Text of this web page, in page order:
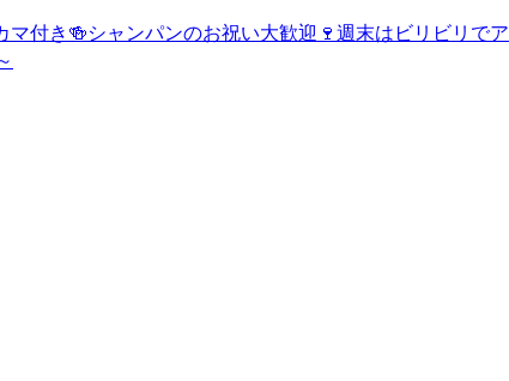
付き🍻シャンパンのお祝い大歓迎🍷週末はビリビリでア